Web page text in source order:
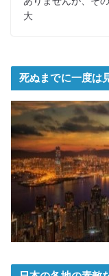
大
死ぬまでに一度